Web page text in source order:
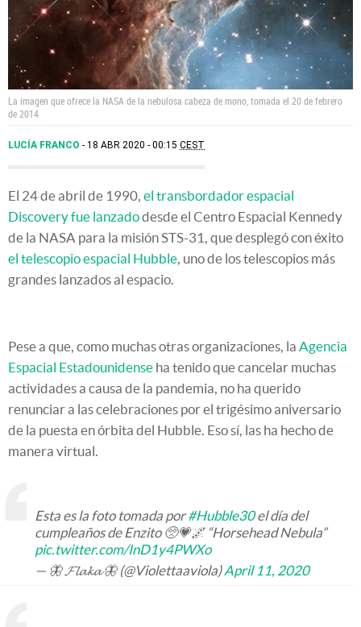
La imagen que ofrece la NASA de la nebulosa cabeza de mono, tomada el 20 de febrero
de 2014
LUCÍA FRANCO 18 ABR 2020 - 00:15 CEST
El 24 de abril de 1990, el transbordador espacial
Discovery fue lanzadodesde el Centro Espacial Kennedy
de la NASA para la misión STS-31, que desplegó con éxito
el telescopio espacial Hubble, uno de los telescopios más
grandes lanzados al espacio.
Pese a que, como muchas otras organizaciones, la Agencia
Espacial Estadounidense ha tenido que cancelar muchas
actividades a causa de la pandemia, no ha querido
renunciar a las celebraciones por el trigésimo aniversario
de la puesta en órbita del Hubble. Eso sí, las ha hecho de
manera virtual.
Esta es la foto tomada por#Hubble30el día del
cumpleaños de Enzito 🥺💗🌌 “Horsehead Nebula”
pic.twitter.com/InD1y4PWXo
— 🦋 𝓕𝓵𝓪𝓴𝓪 🦋 (@Violettaaviola)April 11, 2020